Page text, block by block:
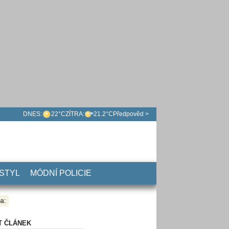
DNES: 22°CZÍTRA: 21.2°C Předpověd >
MÓDNÍ POLICIE
ČLÁNEK